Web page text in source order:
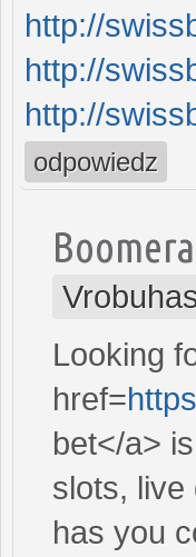
http://
http://
http://
odpowiedz
Looking
href=
bet</a>
slots,
has you